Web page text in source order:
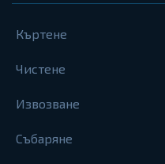
Къртене
Чистене
Извозване
Събаряне